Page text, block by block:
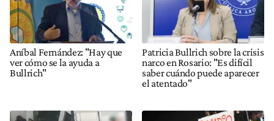
Aníbal Fernández: "Hay que
ver cómo se la ayuda a
Bullrich"
Patricia Bullrich sobre la crisis
narco en Rosario: "Es difícil
saber cuándo puede aparecer
el atentado"